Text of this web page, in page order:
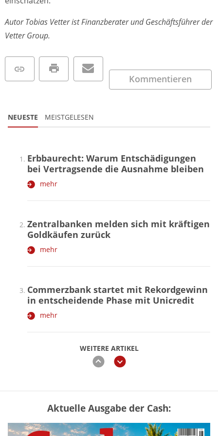
Autor Tobias Vetter ist Finanzberater und Geschäftsführer der
Vetter Group.
Kommentieren
NEUESTE MEISTGELESEN
WEITERE ARTIKEL
zurückweiter
Erbbaurecht: Warum Entschädigungen
bei Vertragsende die Ausnahme bleiben
mehr
Zentralbanken melden sich mit kräftigen
Goldkäufen zurück
mehr
Commerzbank startet mit Rekordgewinn
in entscheidende Phase mit Unicredit
mehr
„Jung kauft Alt“ 2026: Neue Förderung im
Überblick – Tabelle mit Kreditbeträgen
und Einkommensgrenzen
Aktuelle Ausgabe der Cash: